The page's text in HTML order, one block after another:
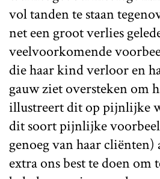
vol tanden te staan
net een groot verlies
veelvoorkomende
die haar kind verloor en
gauw ziet oversteken om
illustreert dit op pijnlijke
dit soort pijnlijke
genoeg van haar cliënten)
extra ons best te doen om